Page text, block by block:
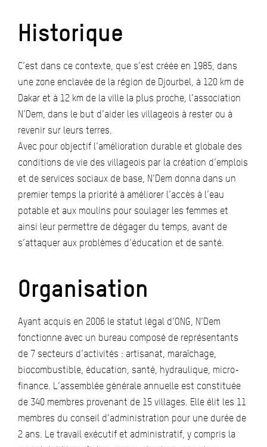
Historique
C’est dans ce contexte, que s’est créée en 1985, dans
une zone enclavée de la région de Djourbel, à 120 km de
Dakar et à 12 km de la ville la plus proche, l’association
N’Dem, dans le but d’aider les villageois à rester ou à
revenir sur leurs terres.
Avec pour objectif l’amélioration durable et globale des
conditions de vie des villageois par la création d’emplois
et de services sociaux de base, N’Dem donna dans un
premier temps la priorité à améliorer l’accès à l’eau
potable et aux moulins pour soulager les femmes et
ainsi leur permettre de dégager du temps, avant de
s’attaquer aux problèmes d’éducation et de santé.
Organisation
Ayant acquis en 2006 le statut légal d’ONG, N’Dem
fonctionne avec un bureau composé de représentants
de 7 secteurs d’activités : artisanat, maraîchage,
biocombustible, éducation, santé, hydraulique, micro-
finance. L’assemblée générale annuelle est constituée
de 340 membres provenant de 15 villages. Elle élit les 11
membres du conseil d’administration pour une durée de
2 ans. Le travail exécutif et administratif, y compris la